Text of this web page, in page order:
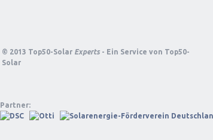
© 2013 Top50-Solar Experts - Ein Service von Top50-
Solar
Partner: